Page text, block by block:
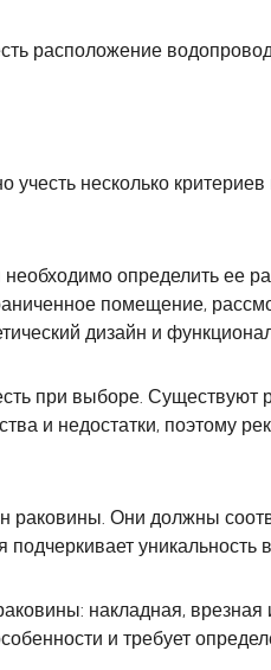
расположение
несколько
определить ее
помещение,
дизайн и
при выборе. Существуют
и недостатки, поэтому
раковины. Они должны
уникальность
накладная,
и требует